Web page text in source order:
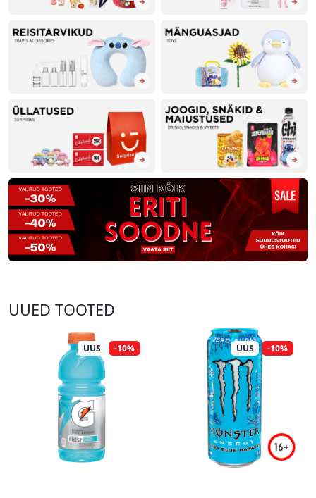
UUED TOOTED
UUS -10% UUS -10%